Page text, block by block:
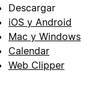
Descargar
iOS y Android
Mac y Windows
Calendar
Web Clipper